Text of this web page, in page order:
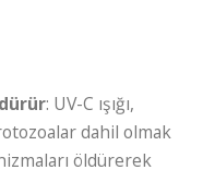
: UV-C ışığı,
dahil olmak
öldürerek